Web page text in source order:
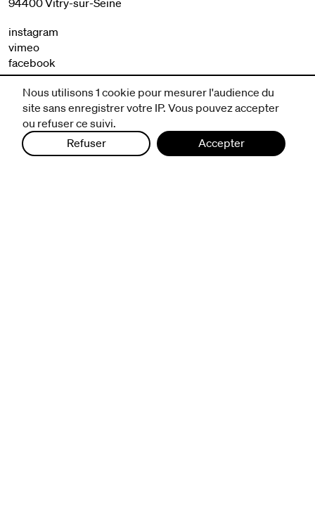
94400 Vitry-sur-Seine
instagram
vimeo
facebook
nous contacter
mentions légales et CGV
politique de protection des données
Nous utilisons 1 cookie pour mesurer l'audience du
site sans enregistrer votre IP. Vous pouvez accepter
ou refuser ce suivi.
Refuser
Accepter